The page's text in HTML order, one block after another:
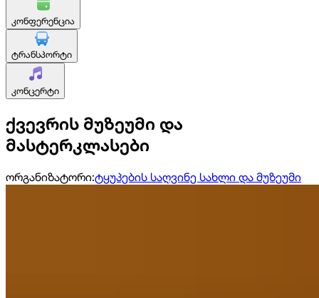
კონფერენცია
ტრანსპორტი
კონცერტი
ქვევრის მუზეუმი და
მასტერკლასები
ორგანიზატორი:ტყუპების საღვინე სახლი და მუზეუმი